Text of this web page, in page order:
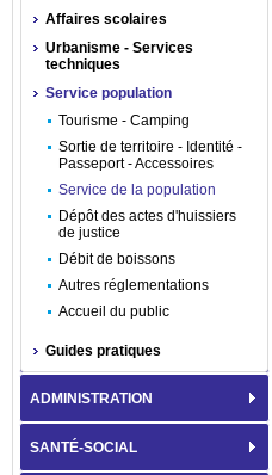
Affaires scolaires
Urbanisme - Services
techniques
Service population
Tourisme - Camping
Sortie de territoire - Identité -
Passeport - Accessoires
Service de la population
Dépôt des actes d'huissiers
de justice
Débit de boissons
Autres réglementations
Accueil du public
Guides pratiques
ADMINISTRATION
SANTÉ-SOCIAL